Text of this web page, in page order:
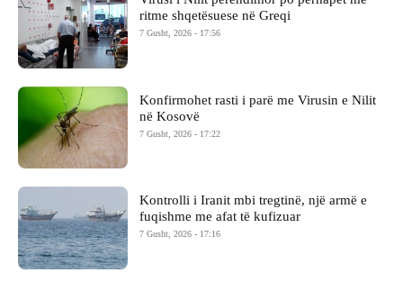
ritme shqetësuese në Greqi
7 Gusht, 2026 - 17:56
Konfirmohet rasti i parë me Virusin e Nilit
në Kosovë
7 Gusht, 2026 - 17:22
Kontrolli i Iranit mbi tregtinë, një armë e
fuqishme me afat të kufizuar
7 Gusht, 2026 - 17:16